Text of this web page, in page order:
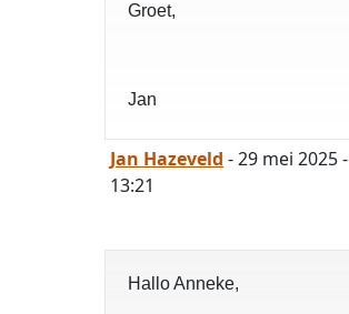
Groet,
Jan
Jan Hazeveld - 29 mei 2025 -
13:21
Hallo Anneke,